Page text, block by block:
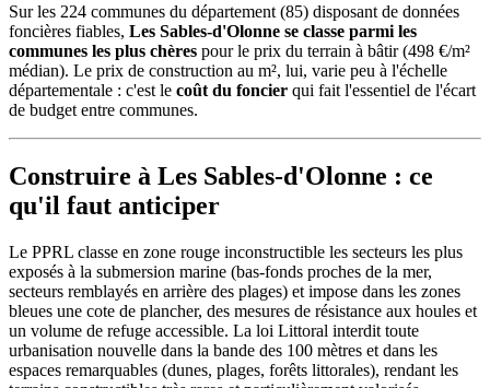
Sur les 224 communes du département (85) disposant de données
foncières fiables, Les Sables-d'Olonne se classe parmi les
communes les plus chères pour le prix du terrain à bâtir (498 €/m²
médian). Le prix de construction au m², lui, varie peu à l'échelle
départementale : c'est le coût du foncier qui fait l'essentiel de l'écart
de budget entre communes.
Construire à Les Sables-d'Olonne : ce
qu'il faut anticiper
Le PPRL classe en zone rouge inconstructible les secteurs les plus
exposés à la submersion marine (bas-fonds proches de la mer,
secteurs remblayés en arrière des plages) et impose dans les zones
bleues une cote de plancher, des mesures de résistance aux houles et
un volume de refuge accessible. La loi Littoral interdit toute
urbanisation nouvelle dans la bande des 100 mètres et dans les
espaces remarquables (dunes, plages, forêts littorales), rendant les